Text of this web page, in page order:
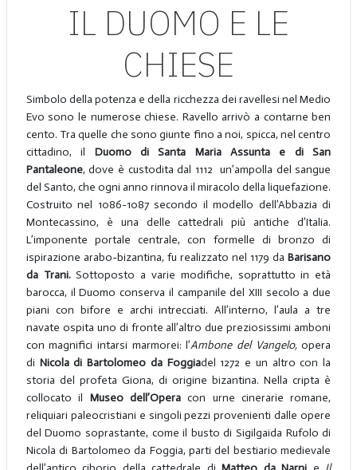
IL DUOMO E LE
CHIESE
Simbolo della potenza e della ricchezza dei ravellesi nel Medio
Evo sono le numerose chiese. Ravello arrivò a contarne ben
cento. Tra quelle che sono giunte fino a noi, spicca, nel centro
cittadino, il Duomo di Santa Maria Assunta e di San
Pantaleone, dove è custodita dal 1112 un’ampolla del sangue
del Santo, che ogni anno rinnova il miracolo della liquefazione.
Costruito nel 1086-1087 secondo il modello dell’Abbazia di
Montecassino, è una delle cattedrali più antiche d’Italia.
L’imponente portale centrale, con formelle di bronzo di
ispirazione arabo-bizantina, fu realizzato nel 1179 daBarisano
da Trani.Sottoposto a varie modifiche, soprattutto in età
barocca, il Duomo conserva il campanile del XIII secolo a due
piani con bifore e archi intrecciati. All’interno, l’aula a tre
navate ospita uno di fronte all’altro due preziosissimi amboni
con magnifici intarsi marmorei: l’Ambone del Vangelo,opera
di Nicola di Bartolomeo da Foggiadel 1272 e un altro con la
storia del profeta Giona, di origine bizantina. Nella cripta è
collocato il Museo dell’Operacon urne cinerarie romane,
reliquiari paleocristiani e singoli pezzi provenienti dalle opere
del Duomo soprastante, come il busto di Sigilgaida Rufolo di
Nicola di Bartolomeo da Foggia, parti del bestiario medievale